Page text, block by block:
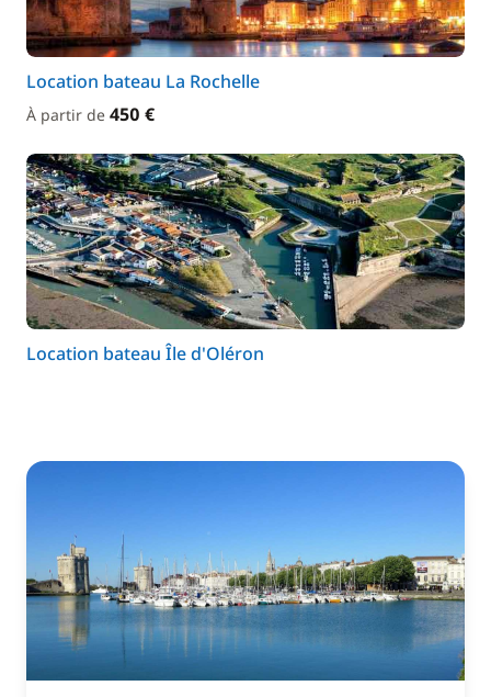
Location bateau La Rochelle
À partir de 450 €
Location bateau Île d'Oléron